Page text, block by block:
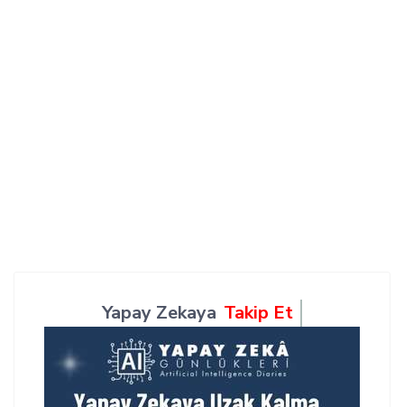
Yapay Zekaya Takip Et